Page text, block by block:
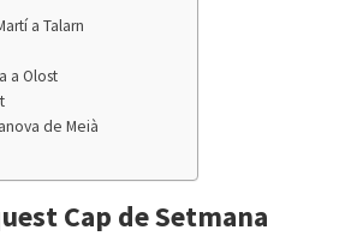
a Talarn
a Olost
de Meià
Cap de Setmana